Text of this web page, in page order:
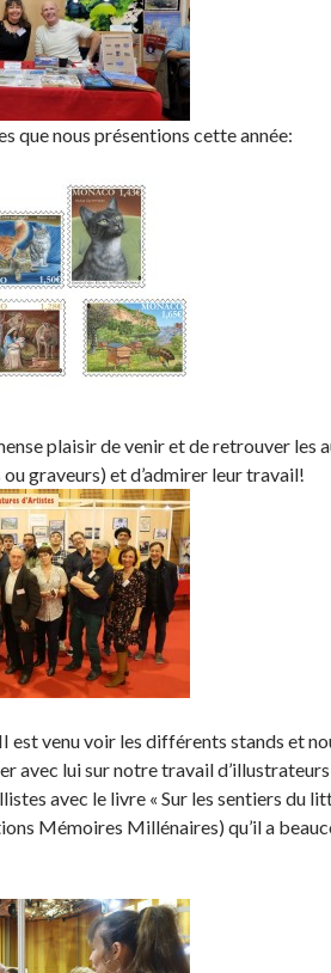
que nous présentions cette année:
plaisir de venir et de retrouver les
graveurs) et d’admirer leur travail!
est venu voir les différents stands et
avec lui sur notre travail
avec le livre « Sur les sentiers du
Mémoires Millénaires) qu’il a